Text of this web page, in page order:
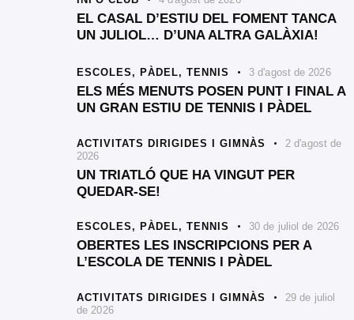
EL CASAL D’ESTIU DEL FOMENT TANCA
UN JULIOL… D’UNA ALTRA GALÀXIA!
ESCOLES, PÀDEL, TENNIS 3 d'agost de 2026
ELS MÉS MENUTS POSEN PUNT I FINAL A
UN GRAN ESTIU DE TENNIS I PÀDEL
ACTIVITATS DIRIGIDES I GIMNÀS
2 d'agost de
2026
UN TRIATLÓ QUE HA VINGUT PER
QUEDAR-SE!
ESCOLES, PÀDEL, TENNIS 30 de juliol de 2026
OBERTES LES INSCRIPCIONS PER A
L’ESCOLA DE TENNIS I PÀDEL
ACTIVITATS DIRIGIDES I GIMNÀS
29 de juliol
de 2026